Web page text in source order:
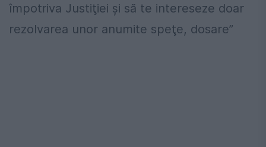
împotriva Justiţiei şi să te intereseze doar
rezolvarea unor anumite speţe, dosare”